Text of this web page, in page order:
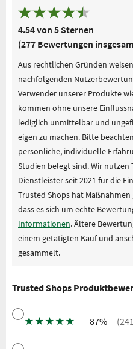
4.54 von 5 Sternen
(277 Bewertungen
Aus rechtlichen Gründen
nachfolgenden
Verwender unserer Produkte
kommen ohne unsere
lediglich unmittelbar und
eigen zu machen. Bitte
persönliche, individuelle
Studien belegt sind. Wir nutzen
Dienstleister seit 2021 für die
Trusted Shops hat
dass es sich um echte
Informationen. Ältere
einem getätigten Kauf und
gesammelt.
Trusted Shops
★ ★ ★ ★ ★ 87%